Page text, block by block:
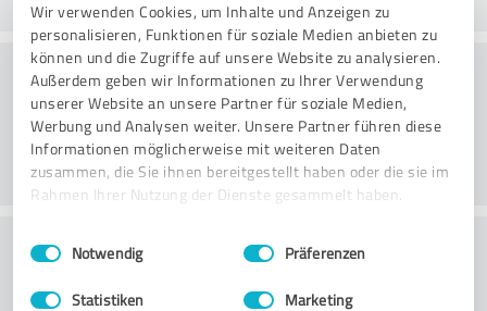
Wir verwenden Cookies, um Inhalte und Anzeigen zu
personalisieren, Funktionen für soziale Medien anbieten zu
können und die Zugriffe auf unsere Website zu analysieren.
Außerdem geben wir Informationen zu Ihrer Verwendung
unserer Website an unsere Partner für soziale Medien,
Werbung und Analysen weiter. Unsere Partner führen diese
Informationen möglicherweise mit weiteren Daten
zusammen, die Sie ihnen bereitgestellt haben oder die sie im
Rahmen Ihrer Nutzung der Dienste gesammelt haben.
Impressum Datenschutzbestimmungen
Einwilligungsauswahl
Notwendig Präferenzen
Statistiken Marketing
Arvo
Asiakaspalvelu